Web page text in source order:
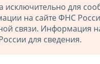
исключительно для
на сайте ФНС
связи. Информация
для сведения.